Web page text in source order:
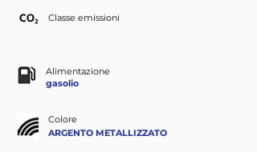
Classe emissioni
Alimentazione
gasolio
Colore
ARGENTO METALLIZZATO